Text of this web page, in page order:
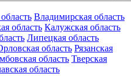
Владимирская область
область Калужская область
Липецкая область
область Рязанская
область Тверская
область